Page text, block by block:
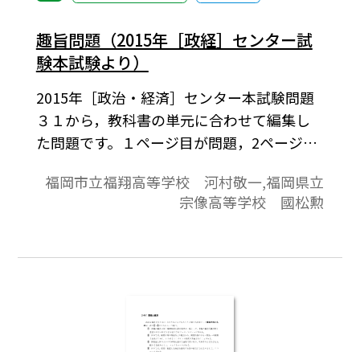
趣旨問題（2015年［政経］センター試
験本試験より）
2015年［政治・経済］センター本試験問題
３１から，教科書の単元に合わせて編集し
た問題です。１ページ目が問題，2ページ目
福岡市立福翔高等学校 河村敬一,福岡県立
宗像高等学校 國松勲